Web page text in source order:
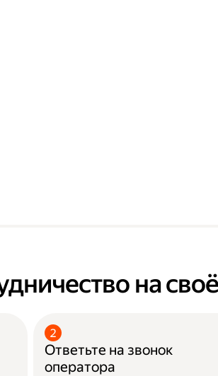
на
Ответьте на звонок
оператора